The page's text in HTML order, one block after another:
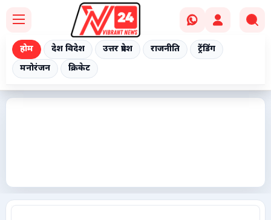
होम देश विदेश उत्तर प्रदेश राजनीति
ट्रेंडिंग
मनोरंजन
क्रिकेट
ट्रेंडिंग